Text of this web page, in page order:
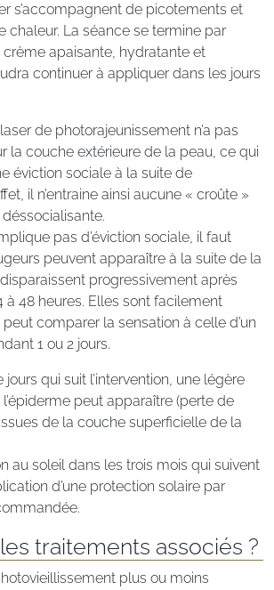
s’accompagnent de picotements et
chaleur. La séance se termine par
crème apaisante, hydratante et
continuer à appliquer dans les jours
de photorajeunissement n’a pas
la couche extérieure de la peau, ce qui
éviction sociale à la suite de
il n’entraine ainsi aucune « croûte »
pas d’éviction sociale, il faut
peuvent apparaître à la suite de la
progressivement après
à 48 heures. Elles sont facilement
comparer la sensation à celle d’un
1 ou 2 jours.
jours qui suit l’intervention, une légère
peut apparaître (perte de
de la couche superficielle de la
au soleil dans les trois mois qui suivent
d’une protection solaire par
traitements associés ?
plus ou moins